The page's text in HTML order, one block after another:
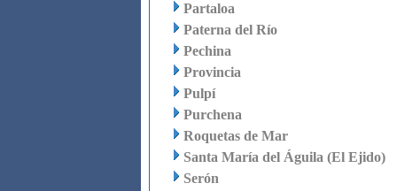
Partaloa
Paterna del Río
Pechina
Provincia
Pulpí
Purchena
Roquetas de Mar
Santa María del Águila (El Ejido)
Serón